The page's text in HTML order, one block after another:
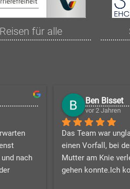
Reisen für alle
nach
Ben Bisset
vor 2 Jahren
Das Team war
einen Vorfall, bei
Mutter am Knie
gehen konnte.Ich